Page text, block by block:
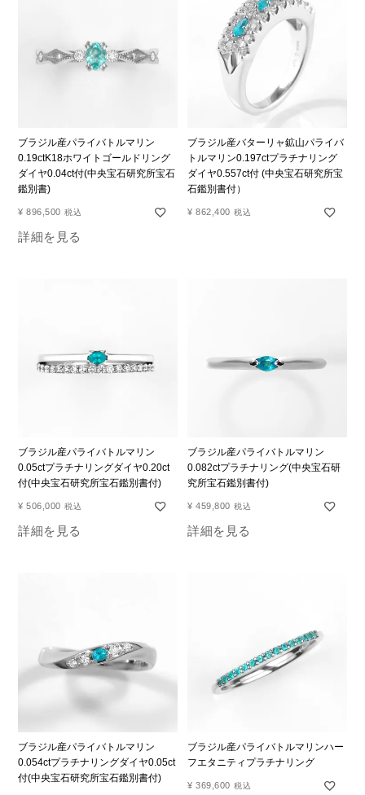
ブラジル産パライバトルマリン
0.19ctK18ホワイトゴールドリング
ダイヤ0.04ct付(中央宝石研究所宝石
鑑別書)
¥ 896,500 税込
詳細を見る
ブラジル産バターリャ鉱山パライバ
トルマリン0.197ctプラチナリング
ダイヤ0.557ct付 (中央宝石研究所宝
石鑑別書付）
¥ 862,400 税込
ブラジル産パライバトルマリン
0.05ctプラチナリングダイヤ0.20ct
付(中央宝石研究所宝石鑑別書付)
¥ 506,000 税込
詳細を見る
ブラジル産パライバトルマリン
0.082ctプラチナリング(中央宝石研
究所宝石鑑別書付)
¥ 459,800 税込
詳細を見る
ブラジル産パライバトルマリン
0.054ctプラチナリングダイヤ0.05ct
付(中央宝石研究所宝石鑑別書付)
ブラジル産パライバトルマリンハー
フエタニティプラチナリング
¥ 369,600 税込